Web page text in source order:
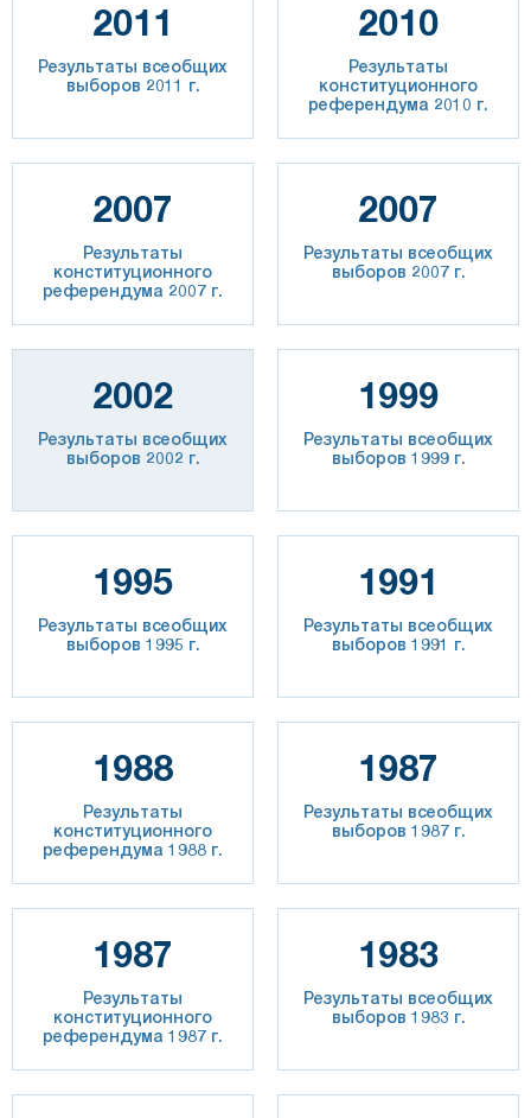
2011
Результаты всеобщих
выборов 2011 г.
2010
Результаты
конституционного
референдума 2010 г.
2007
Результаты
конституционного
референдума 2007 г.
2007
Результаты всеобщих
выборов 2007 г.
2002
Результаты всеобщих
выборов 2002 г.
1999
Результаты всеобщих
выборов 1999 г.
1995
Результаты всеобщих
выборов 1995 г.
1991
Результаты всеобщих
выборов 1991 г.
1988
Результаты
конституционного
референдума 1988 г.
1987
Результаты всеобщих
выборов 1987 г.
1987
Результаты
конституционного
референдума 1987 г.
1983
Результаты всеобщих
выборов 1983 г.